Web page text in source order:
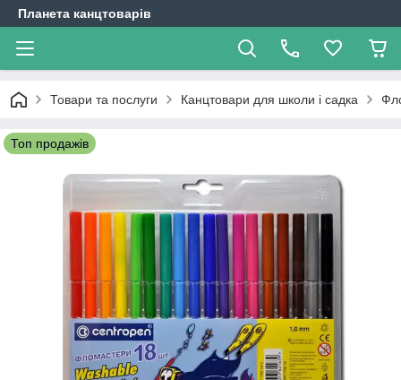
Планета канцтоварів
Товари та послуги Канцтовари для школи і садка
Топ продажів